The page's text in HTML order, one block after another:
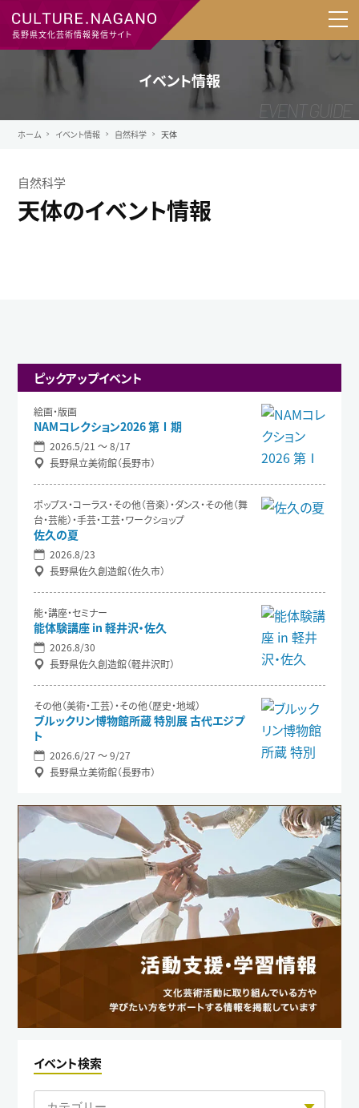
長野県文化芸術情報発信サイト
イベント情報
ホーム イベント情報 自然科学 天体
自然科学
天体のイベント情報
ピックアップイベント
絵画・版画
NAMコレクション2026 第Ⅰ期
2026.5/21 〜 8/17
長野県立美術館（長野市）
ポップス・コーラス・その他（音楽）・ダンス・その他（舞
台・芸能）・手芸・工芸・ワークショップ
佐久の夏
2026.8/23
長野県佐久創造館（佐久市）
能・講座・セミナー
能体験講座 in 軽井沢・佐久
2026.8/30
長野県佐久創造館（軽井沢町）
その他（美術・工芸）・その他（歴史・地域）
ブルックリン博物館所蔵 特別展 古代エジプ
ト
2026.6/27 〜 9/27
長野県立美術館（長野市）
イベント検索